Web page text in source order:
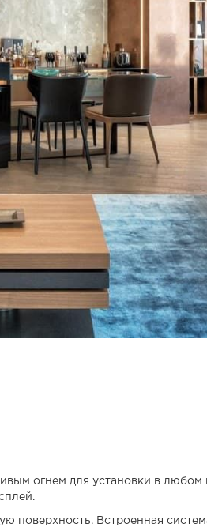
огнем для установки в
поверхность. Встроенная